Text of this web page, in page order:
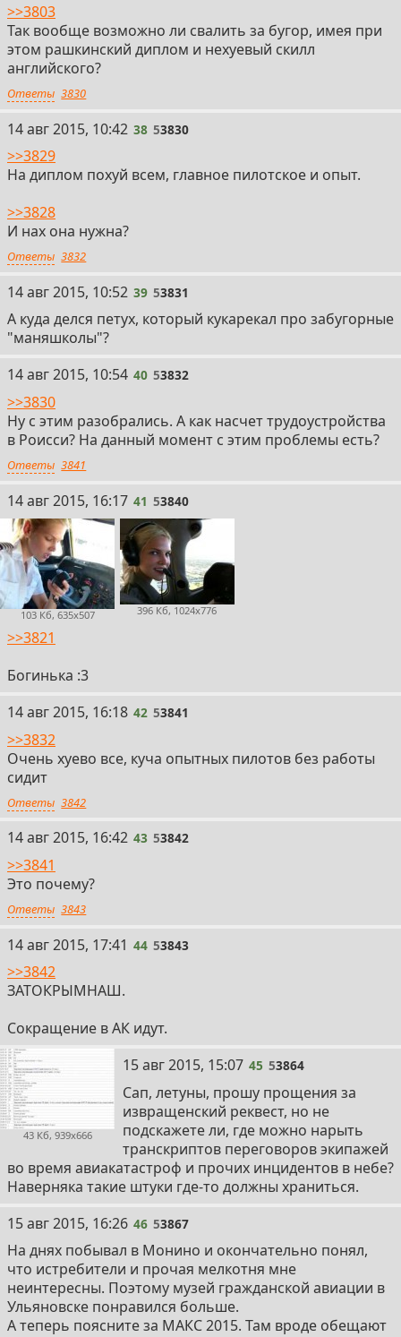
>>3803
Так вообще возможно ли свалить за бугор, имея при
этом рашкинский диплом и нехуевый скилл
английского?
Ответы 3830
14 авг 2015, 10:42 38 53830
>>3829
На диплом похуй всем, главное пилотское и опыт.
>>3828
И нах она нужна?
Ответы 3832
14 авг 2015, 10:52 39 53831
А куда делся петух, который кукарекал про забугорные
"маняшколы"?
14 авг 2015, 10:54 40 53832
>>3830
Ну с этим разобрались. А как насчет трудоустройства
в Роисси? На данный момент с этим проблемы есть?
Ответы 3841
14 авг 2015, 16:17 41 53840
103 Кб, 635x507 396 Кб, 1024x776
>>3821
Богинька :3
14 авг 2015, 16:18 42 53841
>>3832
Очень хуево все, куча опытных пилотов без работы
сидит
Ответы 3842
14 авг 2015, 16:42 43 53842
>>3841
Это почему?
Ответы 3843
14 авг 2015, 17:41 44 53843
>>3842
ЗАТОКРЫМНАШ.
Сокращение в АК идут.
43 Кб, 939x666
15 авг 2015, 15:07 45 53864
Сап, летуны, прошу прощения за
извращенский реквест, но не
подскажете ли, где можно нарыть
транскриптов переговоров экипажей
во время авиакатастроф и прочих инцидентов в небе?
Наверняка такие штуки где-то должны храниться.
15 авг 2015, 16:26 46 53867
На днях побывал в Монино и окончательно понял,
что истребители и прочая мелкотня мне
неинтересны. Поэтому музей гражданской авиации в
Ульяновске понравился больше.
А теперь поясните за МАКС 2015. Там вроде обещают